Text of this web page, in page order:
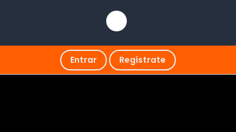
Entrar Regístrate